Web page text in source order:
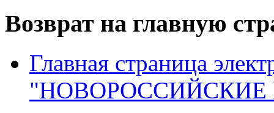
Возврат на главную
Главная страница
"НОВОРОССИЙСКИЕ